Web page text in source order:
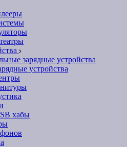
зарядные устройства
устройства
хабы